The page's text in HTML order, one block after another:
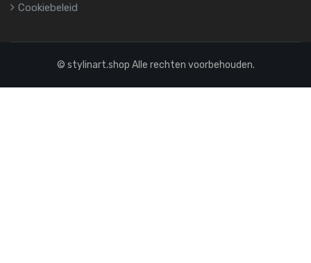
Cookiebeleid
© stylinart.shop Alle rechten voorbehouden.